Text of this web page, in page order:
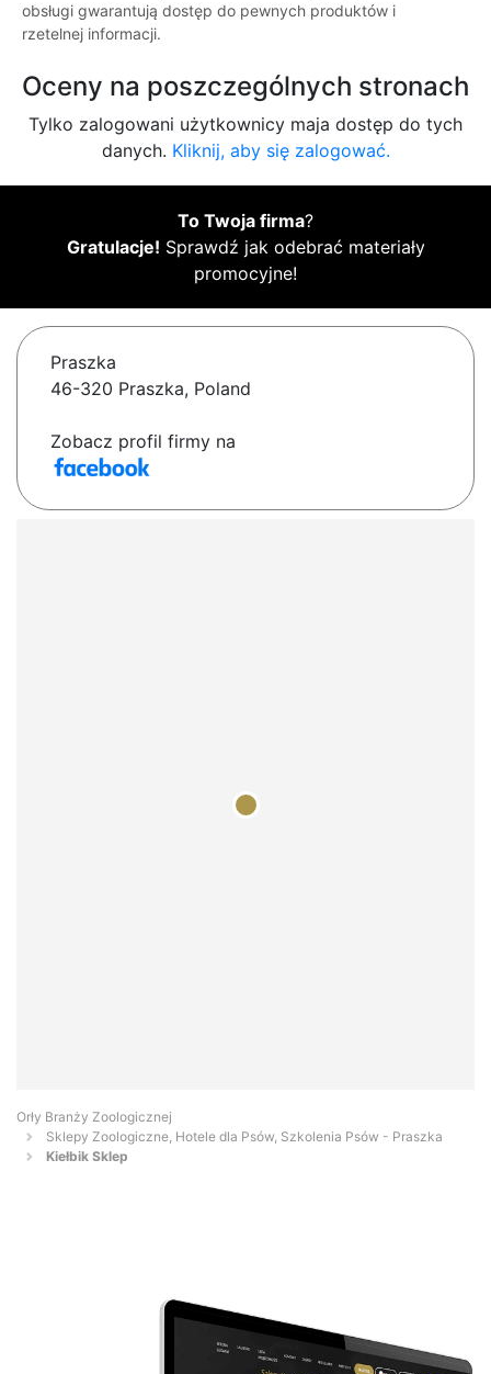
obsługi gwarantują dostęp do pewnych produktów i
rzetelnej informacji.
Oceny na poszczególnych stronach
Tylko zalogowani użytkownicy maja dostęp do tych
danych. Kliknij, aby się zalogować.
To Twoja firma?
Gratulacje! Sprawdź jak odebrać materiały
promocyjne!
Praszka
46-320 Praszka, Poland
Zobacz profil firmy na
Orły Branży Zoologicznej
Sklepy Zoologiczne, Hotele dla Psów, Szkolenia Psów - Praszka
Kiełbik Sklep